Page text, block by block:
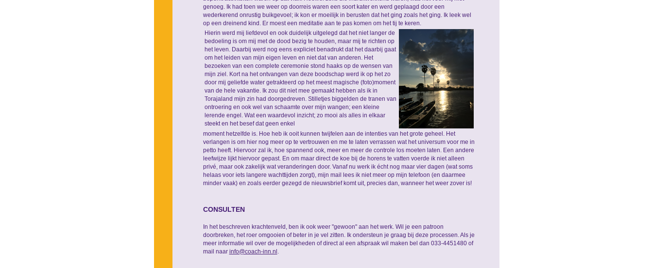
genoeg. Ik had toen we weer op doorreis waren een soort kater en werd geplaagd door een
wederkerend onrustig buikgevoel; ik kon er moeilijk in berusten dat het ging zoals het ging. Ik leek wel
op een dreinend kind. Er moest een meditatie aan te pas komen om het tij te keren.
Hierin werd mij liefdevol en ook duidelijk uitgelegd dat het niet langer de
bedoeling is om mij met de dood bezig te houden, maar mij te richten op
het leven. Daarbij werd nog eens expliciet benadrukt dat het daarbij gaat
om het leiden van mijn eigen leven en niet dat van anderen. Het
bezoeken van een complete ceremonie stond haaks op de wensen van
mijn ziel. Kort na het ontvangen van deze boodschap werd ik op het zo
door mij geliefde water getrakteerd op het meest magische (foto)moment
van de hele vakantie. Ik zou dit niet mee gemaakt hebben als ik in
Torajaland mijn zin had doorgedreven. Stilletjes biggelden de tranen van
ontroering en ook wel van schaamte over mijn wangen; een kleine
lerende engel. Wat een waardevol inzicht; zo mooi als alles in elkaar
steekt en het besef dat geen enkel
moment hetzelfde is. Hoe heb ik ooit kunnen twijfelen aan de intenties van het grote geheel. Het
verlangen is om hier nog meer op te vertrouwen en me te laten verrassen wat het universum voor me in
petto heeft. Hiervoor zal ik, hoe spannend ook, meer en meer de controle los moeten laten. Een andere
leefwijze lijkt hiervoor gepast. En om maar direct de koe bij de horens te vatten voerde ik niet alleen
privé, maar ook zakelijk wat veranderingen door. Vanaf nu werk ik écht nog maar vier dagen (wat soms
helaas voor iets langere wachttijden zorgt), mijn mail lees ik niet meer op mijn telefoon (en daarmee
minder vaak) en zoals eerder gezegd de nieuwsbrief komt uit, precies dan, wanneer het weer zover is!
CONSULTEN
In het beschreven krachtenveld, ben ik ook weer "gewoon" aan het werk. Wil je een patroon
doorbreken, het roer omgooien of beter in je vel zitten. Ik ondersteun je graag bij deze processen. Als je
meer informatie wil over de mogelijkheden of direct al een afspraak wil maken bel dan 033-4451480 of
mail naar info@coach-inn.nl .